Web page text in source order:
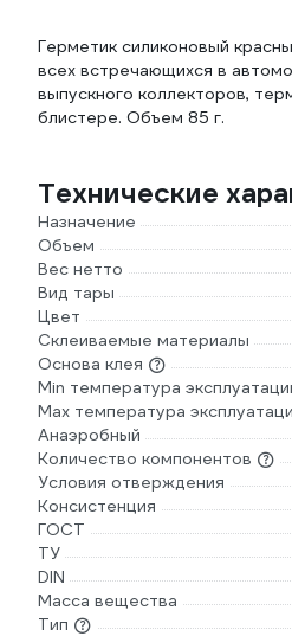
Герметик силиконовый
всех встречающихся в
выпускного коллекторов,
блистере. Объем 85 г.
Технические
Назначение
Объем
Вес нетто
Вид тары
Цвет
Склеиваемые материалы
Основа клея
Min температура
Max температура
Анаэробный
Количество компонентов
Условия отверждения
Консистенция
ГОСТ
ТУ
DIN
Масса вещества
Тип